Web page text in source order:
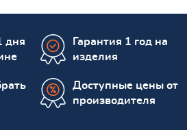
дня
Гарантия 1 год на
изделия
Доступные цены от
производителя